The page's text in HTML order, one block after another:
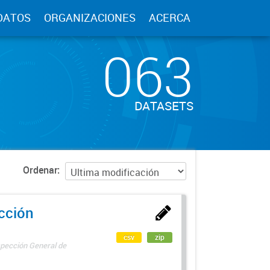
ORGANIZACIONES ACERCA
063
DATASETS
Ordenar
General de
csv zip